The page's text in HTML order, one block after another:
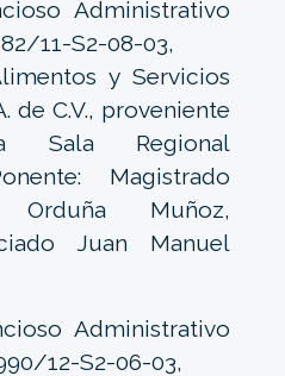
Administrativo
11-S2-08-03,
y Servicios
de C.V., proveniente
Regional
Magistrado
Muñoz,
Juan Manuel
Administrativo
12-S2-06-03,